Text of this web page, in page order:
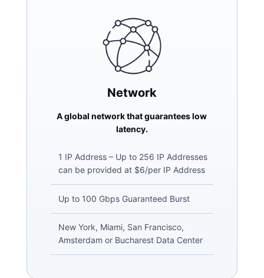
Network
A global network that guarantees low
latency.
1 IP Address – Up to 256 IP Addresses
can be provided at $6/per IP Address
Up to 100 Gbps Guaranteed Burst
New York, Miami, San Francisco,
Amsterdam or Bucharest Data Center